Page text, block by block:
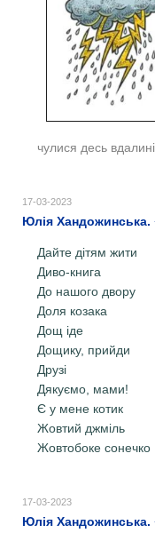
чулися десь
17-03-2023
Юлія Хандожинська.
Дайте дітям жити
Диво-книга
До нашого двору
Доля козака
Дощ іде
Дощику, прийди
Друзі
Дякуємо, мами!
Є у мене котик
Жовтий джміль
Жовтобоке сонечко
17-03-2023
Юлія Хандожинська.